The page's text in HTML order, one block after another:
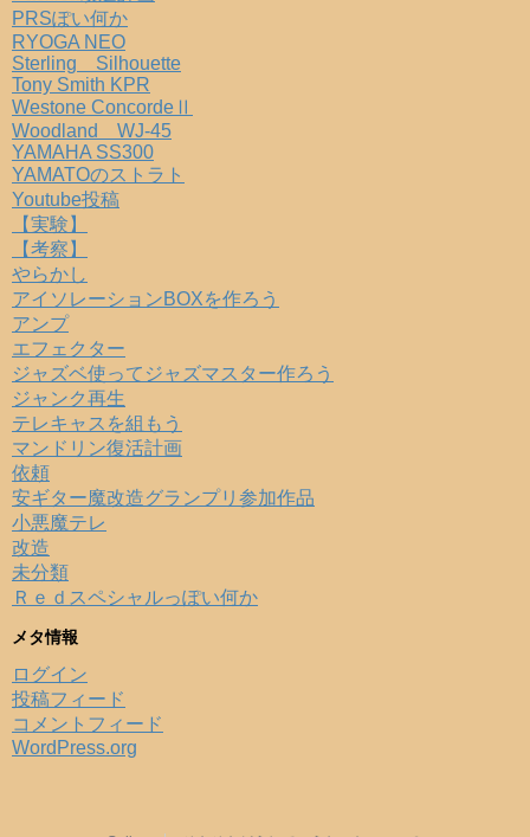
PRSぽい何か
RYOGA NEO
Sterling Silhouette
Tony Smith KPR
Westone ConcordeⅡ
Woodland WJ-45
YAMAHA SS300
YAMATOのストラト
Youtube投稿
【実験】
【考察】
やらかし
アイソレーションBOXを作ろう
アンプ
エフェクター
ジャズベ使ってジャズマスター作ろう
ジャンク再生
テレキャスを組もう
マンドリン復活計画
依頼
安ギター魔改造グランプリ参加作品
小悪魔テレ
改造
未分類
Ｒｅｄスペシャルっぽい何か
メタ情報
ログイン
投稿フィード
コメントフィード
WordPress.org